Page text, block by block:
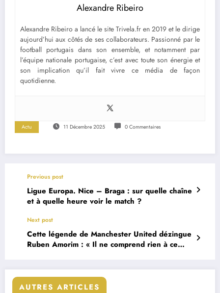
Alexandre Ribeiro
Alexandre Ribeiro a lancé le site Trivela.fr en 2019 et le dirige
aujourd’hui aux côtés de ses collaborateurs. Passionné par le
football portugais dans son ensemble, et notamment par
l’équipe nationale portugaise, c’est avec toute son énergie et
son implication qu’il fait vivre ce média de façon
quotidienne.
Actu 11 Décembre 2025 0 Commentaires
Previous post
Ligue Europa. Nice – Braga : sur quelle chaîne
et à quelle heure voir le match ?
Next post
Cette légende de Manchester United dézingue
Ruben Amorim : « Il ne comprend rien à ce
AUTRES ARTICLES